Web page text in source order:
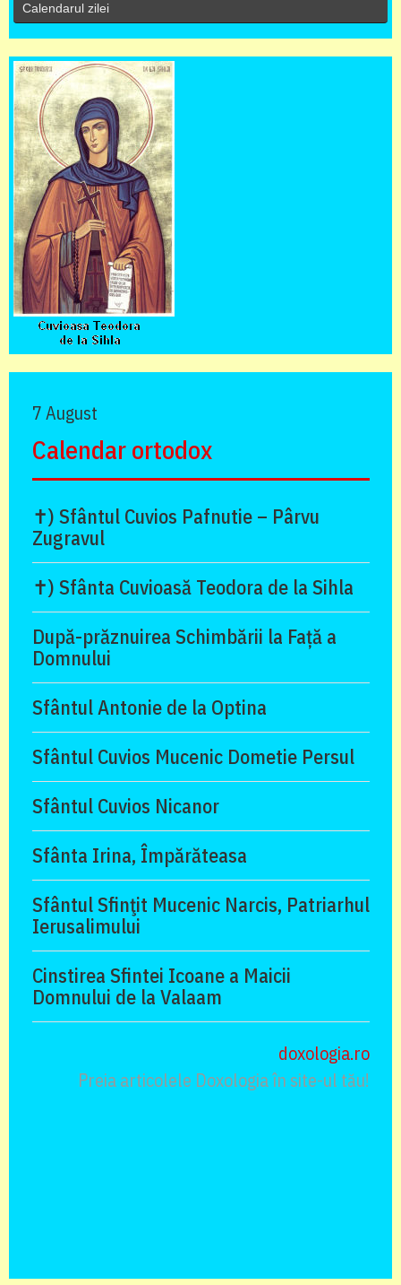
Calendarul zilei
7 August
Calendar ortodox
✝) Sfântul Cuvios Pafnutie – Pârvu
Zugravul
✝) Sfânta Cuvioasă Teodora de la Sihla
După-prăznuirea Schimbării la Față a
Domnului
Sfântul Antonie de la Optina
Sfântul Cuvios Mucenic Dometie Persul
Sfântul Cuvios Nicanor
Sfânta Irina, Împărăteasa
Sfântul Sfinţit Mucenic Narcis, Patriarhul
Ierusalimului
Cinstirea Sfintei Icoane a Maicii
Domnului de la Valaam
doxologia.ro
Preia articolele Doxologia în site-ul tău!